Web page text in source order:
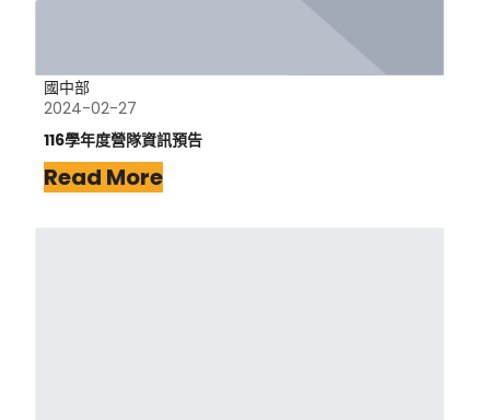
國中部
2024-02-27
116學年度營隊資訊預告
Read More